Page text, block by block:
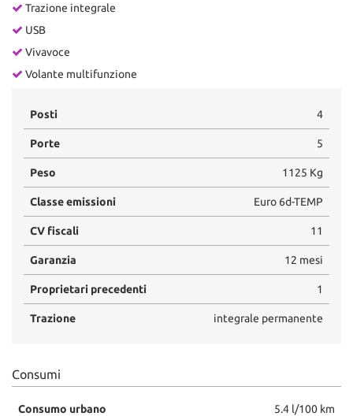
Trazione integrale
USB
Vivavoce
Volante multifunzione
Posti 4
Porte 5
Peso 1125 Kg
Classe emissioni Euro 6d-TEMP
CV fiscali 11
Garanzia 12 mesi
Proprietari precedenti 1
Trazione integrale permanente
Consumi
Consumo urbano 5.4 l/100 km